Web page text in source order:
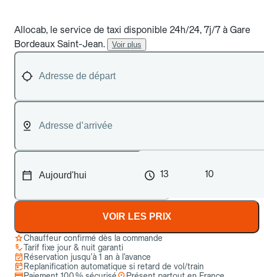
Allocab, le service de taxi disponible 24h/24, 7j/7 à Gare
Bordeaux Saint-Jean.
Voir plus
13 10
VOIR LES PRIX
Chauffeur confirmé dès la commande
Tarif fixe jour & nuit garanti
Réservation jusqu’à 1 an à l’avance
Replanification automatique si retard de vol/train